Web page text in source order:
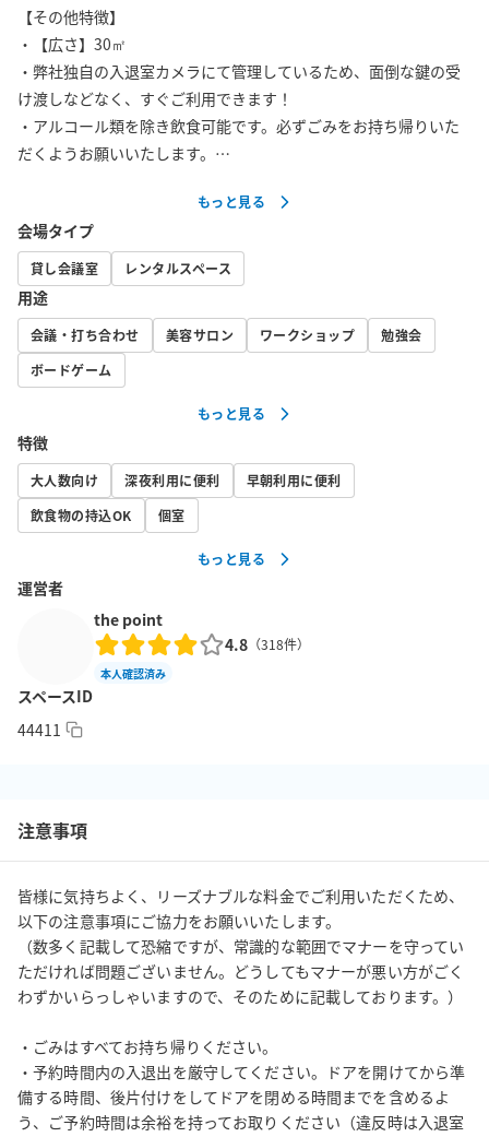
【その他特徴】
・【広さ】30㎡
・弊社独自の入退室カメラにて管理しているため、面倒な鍵の受
け渡しなどなく、すぐご利用できます！
・アルコール類を除き飲食可能です。必ずごみをお持ち帰りいた
だくようお願いいたします。
・完全個室ですので、隣の部屋の声が聞こえたり、小声で話さな
いといけないといった制約はありません。
※当日のご利用開始直前までご予約可能ですのでお急ぎの場合も
お使いいただけます 。
※スペースの事前見学についてもご予約をお願いしています。
【禁止事項】扉を閉めてご利用ください。また、ビル廊下への椅
【ご注意事項】
★★★★★★★★★★★★★★★★★★★★★★★★★★★★★
★★★★★★★★★★★★★★★★★★【重要！！】
午前8時以前の入館、日曜・祝日ご利用のお客様は、国道側から地
下に階段を降りて守衛室を経由してビルに入館して下さい。
＊午前8時以前の入館、日曜・祝日は、正面の入り口が閉まってお
★★★★★★★★★★★★★★★★★★★★★★★★★★★★★
★★★★★★★★★★★★★★★★★★
・予約時間内の入退出を厳守してください。ドアを開けてから準
備する時間、後片付けをしてドアを閉める時間までを含めるよ
・ご予約時間内の入退室はご自由にいただけます。特段のご連絡
は不要でございます。
・ビル内全面禁煙です。
・ごみはすべてお持ち帰りください。
・当スペースは特段のご連絡なく、営利利用および撮影利用いた
だけます。
・予約サイトの操作方法、スペースの予約状況、決済（領収書・
合わせください。
https://help.spacee.jp/hc/ja/requests/new?
ticket_form_id=360001931973
もっと見る
会場タイプ
貸し会議室 レンタルスペース
用途
会議・打ち合わせ 美容サロン ワークショップ
勉強会
ボードゲーム
もっと見る
特徴
大人数向け 深夜利用に便利
早朝利用に便利
飲食物の持込OK
個室
もっと見る
運営者
the point
4.8 （318件）
本人確認済み
スペースID
44411
注意事項
皆様に気持ちよく、リーズナブルな料金でご利用いただくため、
以下の注意事項にご協力をお願いいたします。
（数多く記載して恐縮ですが、常識的な範囲でマナーを守ってい
ただければ問題ございません。どうしてもマナーが悪い方がごく
わずかいらっしゃいますので、そのために記載しております。）
・ごみはすべてお持ち帰りください。
・予約時間内の入退出を厳守してください。ドアを開けてから準
備する時間、後片付けをしてドアを閉める時間までを含めるよ
う、ご予約時間は余裕を持ってお取りください（違反時は入退室